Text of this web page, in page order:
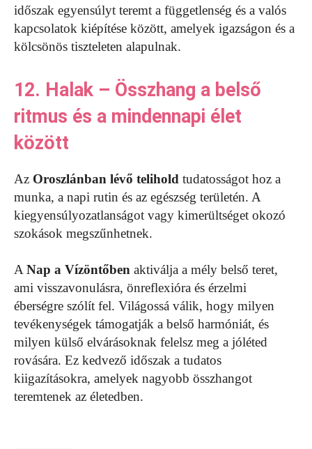
időszak egyensúlyt teremt a függetlenség és a valós
kapcsolatok kiépítése között, amelyek igazságon és a
kölcsönös tiszteleten alapulnak.
12. Halak – Összhang a belső
ritmus és a mindennapi élet
között
Az Oroszlánban lévő telihold tudatosságot hoz a
munka, a napi rutin és az egészség területén. A
kiegyensúlyozatlanságot vagy kimerültséget okozó
szokások megszűnhetnek.
A Nap a Vízöntőben aktiválja a mély belső teret,
ami visszavonulásra, önreflexióra és érzelmi
éberségre szólít fel. Világossá válik, hogy milyen
tevékenységek támogatják a belső harmóniát, és
milyen külső elvárásoknak felelsz meg a jóléted
rovására. Ez kedvező időszak a tudatos
kiigazításokra, amelyek nagyobb összhangot
teremtenek az életedben.